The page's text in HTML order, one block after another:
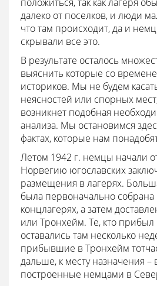
далеко от поселков, и люди
что там происходит, да и
скрывали все это.
В результате осталось
выяснить которые со
историков. Мы не будем
неясностей или спорных
возникнет подобная
анализа. Мы остановимся
фактах, которые нам
Летом 1942 г. немцы начали
Норвегию югославских
размещения в лагерях.
была первоначально
концлагерях, а затем
или Тронхейм. Те, кто прибыл
оставались там несколько
прибывшие в Тронхейм
дальше, к месту назначения –
построенные немцами в